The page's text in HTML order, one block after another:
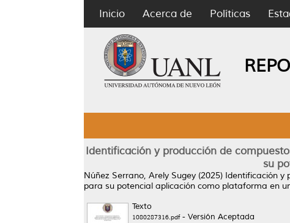
Inicio Acerca de Políticas
Identificación y producción de
su
Núñez Serrano, Arely Sugey (2025) Identificación y
para su potencial aplicación como plataforma en
Texto
1080287316.pdf- Versión Aceptada